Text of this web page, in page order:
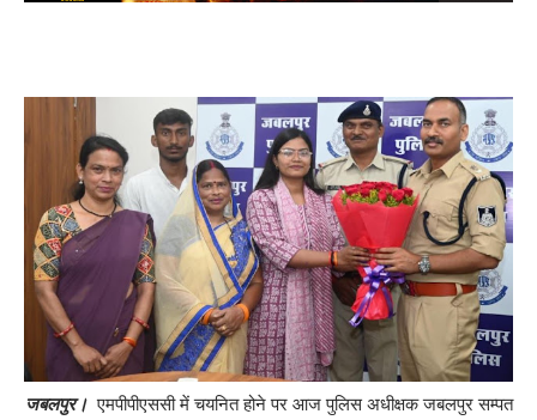
जबलपुर।एमपीपीएससी में चयनित होने पर आज पुलिस अधीक्षक जबलपुर सम्पत